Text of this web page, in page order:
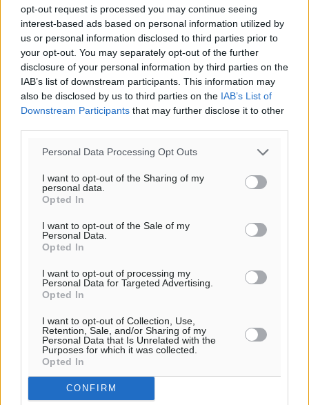
opt-out request is processed you may continue seeing
interest-based ads based on personal information utilized by
us or personal information disclosed to third parties prior to
your opt-out. You may separately opt-out of the further
disclosure of your personal information by third parties on the
IAB’s list of downstream participants. This information may
also be disclosed by us to third parties on the IAB’s List of
Downstream Participants that may further disclose it to other
Personal Data Processing Opt Outs
I want to opt-out of the Sharing of my
personal data.
Opted In
I want to opt-out of the Sale of my
Personal Data.
Opted In
I want to opt-out of processing my
Personal Data for Targeted Advertising.
Opted In
I want to opt-out of Collection, Use,
Retention, Sale, and/or Sharing of my
Personal Data that Is Unrelated with the
Purposes for which it was collected.
Opted In
CONFIRM
28°
ΤΕ
28°
ΠΕ
30°
ΠΑ